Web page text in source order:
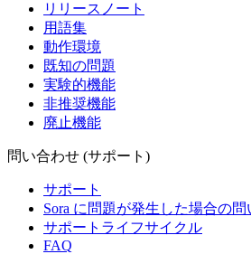
リリースノート
用語集
動作環境
既知の問題
実験的機能
非推奨機能
廃止機能
問い合わせ (サポート)
サポート
Sora に問題が発生した場合の
サポートライフサイクル
FAQ